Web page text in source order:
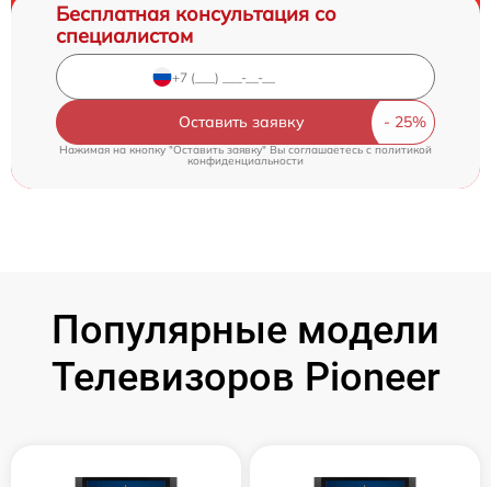
Бесплатная консультация со
специалистом
Оставить заявку
Нажимая на кнопку "Оставить заявку" Вы соглашаетесь cполитикой
конфиденциальности
Популярные модели
Телевизоров Pioneer